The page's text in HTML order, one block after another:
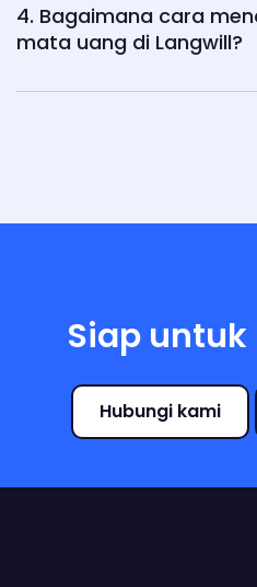
4. Bagaimana cara
mata uang di Langwill?
Siap
Hubungi kami